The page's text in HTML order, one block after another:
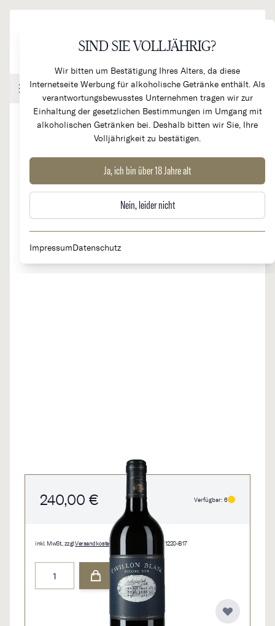
SIND SIE VOLLJÄHRIG?
Wir bitten um Bestätigung Ihres Alters, da diese
Internetseite Werbung für alkoholische Getränke enthält. Als
verantwortungsbewusstes Unternehmen tragen wir zur
Einhaltung der gesetzlichen Bestimmungen im Umgang mit
alkoholischen Getränken bei. Deshalb bitten wir Sie, Ihre
Volljährigkeit zu bestätigen.
Ja, ich bin über 18 Jahre alt
Nein, leider nicht
ImpressumDatenschutz
Handel & Gastronomie Kundenkonto Warenkorb
Pavillon Blanc 2. Wein Cht.
Margaux Blanc
240,00 € Verfügbar: 6
inkl. MwSt., zzgl.Versandkosten • 0,75 l • 320,00 €/l • 1220-B17